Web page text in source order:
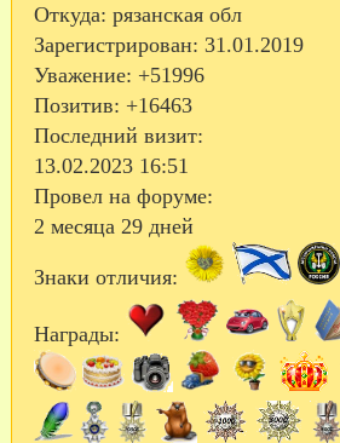
Откуда: рязанская обл
Зарегистрирован: 31.01.2019
Уважение: +51996
Позитив: +16463
Последний визит:
13.02.2023 16:51
Провел на форуме:
2 месяца 29 дней
Знаки отличия:
Награды: